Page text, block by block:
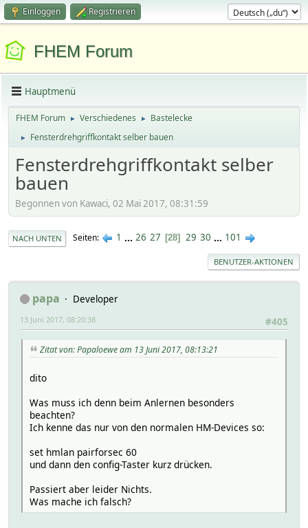
Einloggen Registrieren
FHEM Forum
Hauptmenü
FHEM Forum ► Verschiedenes ► Bastelecke
► Fensterdrehgriffkontakt selber bauen
Fensterdrehgriffkontakt selber
bauen
Begonnen von Kawaci, 02 Mai 2017, 08:31:59
NACH UNTEN Seiten 1 ... 26 27 28 29 30 ... 101
BENUTZER-AKTIONEN
papa
Developer
#405
13 Juni 2017, 08:20:38
Zitat von: Papaloewe am 13 Juni 2017, 08:13:21
dito
Was muss ich denn beim Anlernen besonders
beachten?
Ich kenne das nur von den normalen HM-Devices so:
set hmlan pairforsec 60
und dann den config-Taster kurz drücken.
Passiert aber leider Nichts.
Was mache ich falsch?